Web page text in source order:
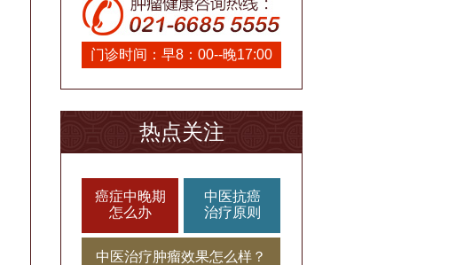
门诊时间：早8：00--晚17:00
热点关注
癌症中晚期
怎么办
中医抗癌
治疗原则
中医治疗肿瘤效果怎么样？